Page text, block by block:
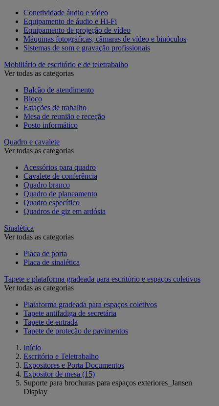
Conetividade áudio e vídeo
Equipamento de áudio e Hi-Fi
Equipamento de projeção de vídeo
Máquinas fotográficas, câmaras de vídeo e binóculos
Sistemas de som e gravação profissionais
Mobiliário de escritório e de teletrabalho
Ver todas as categorias
Balcão de atendimento
Bloco
Estações de trabalho
Mesa de reunião e receção
Posto informático
Quadro e cavalete
Ver todas as categorias
Acessórios para quadro
Cavalete de conferência
Quadro branco
Quadro de planeamento
Quadro específico
Quadros de giz em ardósia
Sinalética
Ver todas as categorias
Placa de porta
Placa de sinalética
Tapete e plataforma gradeada para escritório e espaços coletivos
Ver todas as categorias
Plataforma gradeada para espaços coletivos
Tapete antifadiga de secretária
Tapete de entrada
Tapete de proteção de pavimentos
Início
Escritório e Teletrabalho
Expositores e Porta Documentos
Expositor de mesa (15)
Suporte para brochuras para espaços exteriores_Jansen
Display